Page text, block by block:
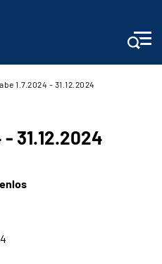
1.7.2024 - 31.12.2024
31.12.2024